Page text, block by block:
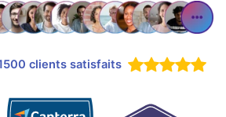
clients satisfaits